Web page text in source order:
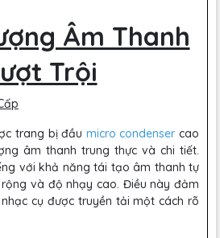
Âm Thanh
Trội
trang bị đầu micro condenser cao
âm thanh trung thực và chi tiết.
với khả năng tái tạo âm thanh tự
và độ nhạy cao. Điều này đảm
cụ được truyền tải một cách rõ